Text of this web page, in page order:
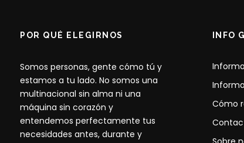
POR QUÉ ELEGIRNOS
Somos personas, gente cómo tú y
estamos a tu lado. No somos una
multinacional sin alma ni una
máquina sin corazón y
entendemos perfectamente tus
necesidades antes, durante y
INFO
Cómo